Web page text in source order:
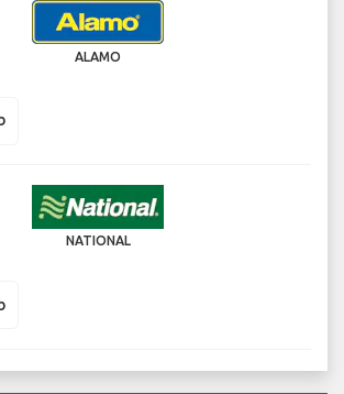
ALAMO
NATIONAL